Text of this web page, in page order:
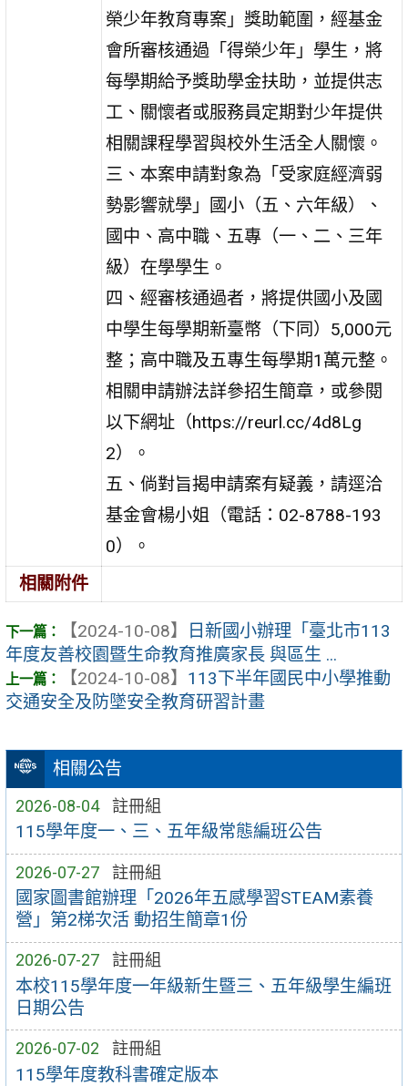
相關公告
2026-08-04 註冊組
115學年度一、三、五年級常態編班公告
2026-07-27 註冊組
國家圖書館辦理「2026年五感學習STEAM素養
營」第2梯次活 動招生簡章1份
2026-07-27 註冊組
本校115學年度一年級新生暨三、五年級學生編班
日期公告
2026-07-02 註冊組
115學年度教科書確定版本
榮少年教育專案」獎助範圍，經基金
會所審核通過「得榮少年」學生，將
每學期給予獎助學金扶助，並提供志
工、關懷者或服務員定期對少年提供
相關課程學習與校外生活全人關懷。
三、本案申請對象為「受家庭經濟弱
勢影響就學」國小（五、六年級）、
國中、高中職、五專（一、二、三年
級）在學學生。
四、經審核通過者，將提供國小及國
中學生每學期新臺幣（下同）5,000元
整；高中職及五專生每學期1萬元整。
相關申請辦法詳參招生簡章，或參閱
以下網址（https://reurl.cc/4d8Lg
2）。
五、倘對旨揭申請案有疑義，請逕洽
基金會楊小姐（電話：02-8788-193
0）。
相關附件
【2024-10-08】
日新國小辦理「臺北市113
年度友善校園暨生命教育推廣家長 與區生 ...
【2024-10-08】 113下半年國民中小學推動
交通安全及防墜安全教育研習計畫